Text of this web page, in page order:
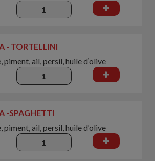
- TORTELLINI
piment, ail, persil, huile d‘olive
-SPAGHETTI
piment, ail, persil, huile d‘olive